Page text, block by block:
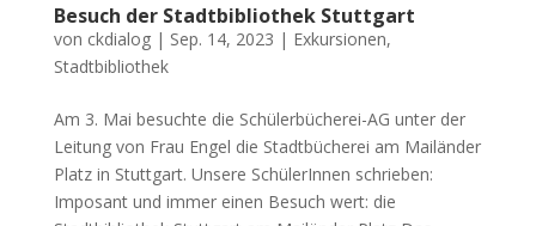
Besuch der Stadtbibliothek Stuttgart
von ckdialog| Sep. 14, 2023 | Exkursionen,
Stadtbibliothek
Am 3. Mai besuchte die Schülerbücherei-AG unter der
Leitung von Frau Engel die Stadtbücherei am Mailänder
Platz in Stuttgart. Unsere SchülerInnen schrieben:
Imposant und immer einen Besuch wert: die